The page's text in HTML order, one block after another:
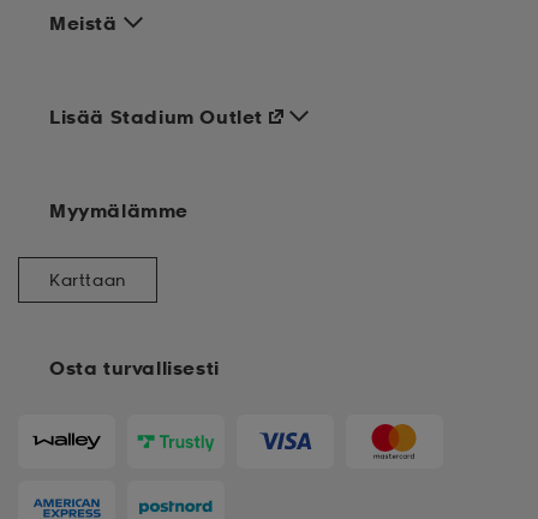
Meistä
Osta turvallisesti
Lisää Stadium Outlet
Myymälämme
Karttaan